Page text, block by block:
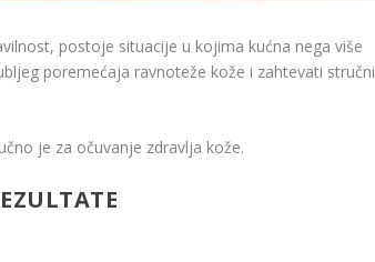
postoje situacije u kojima kućna nega više
poremećaja ravnoteže kože i zahtevati stručni
je za očuvanje zdravlja kože.